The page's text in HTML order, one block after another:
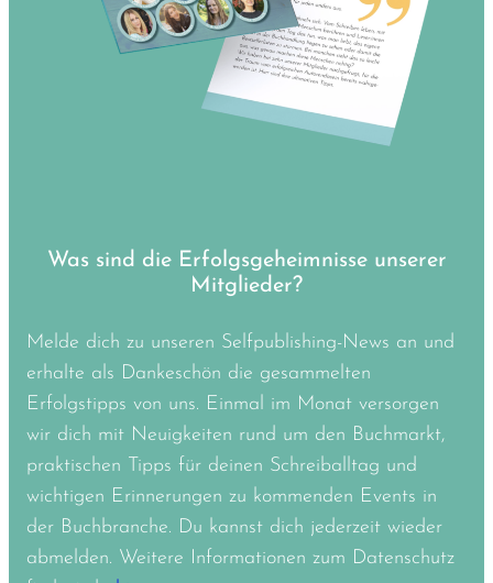
Was sind die Erfolgsgeheimnisse unserer
Mitglieder?
Melde dich zu unseren Selfpublishing-News an und
erhalte als Dankeschön die gesammelten
Erfolgstipps von uns. Einmal im Monat versorgen
wir dich mit Neuigkeiten rund um den Buchmarkt,
praktischen Tipps für deinen Schreiballtag und
wichtigen Erinnerungen zu kommenden Events in
der Buchbranche. Du kannst dich jederzeit wieder
abmelden. Weitere Informationen zum Datenschutz